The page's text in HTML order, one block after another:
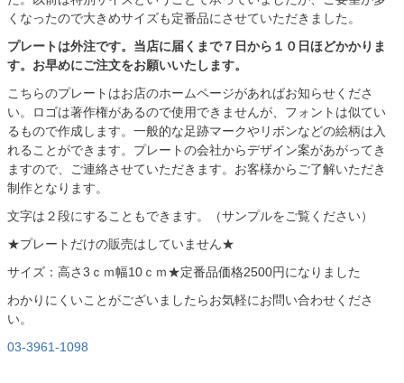
くなったので大きめサイズも定番品にさせていただきました。
プレートは外注です。当店に届くまで７日から１０日ほどかかりま
す。お早めにご注文をお願いいたします。
こちらのプレートはお店のホームページがあればお知らせくださ
い。ロゴは著作権があるので使用できませんが、フォントは似てい
るもので作成します。一般的な足跡マークやリボンなどの絵柄は入
れることができます。プレートの会社からデザイン案があがってき
ますので、ご連絡させていただきます。お客様からご了解いただき
制作となります。
文字は２段にすることもできます。（サンプルをご覧ください）
★プレートだけの販売はしていません★
サイズ：高さ3ｃｍ幅10ｃｍ★定番品価格2500円になりました
わかりにくいことがございましたらお気軽にお問い合わせくださ
い。
03-3961-1098